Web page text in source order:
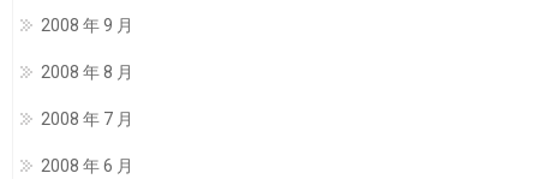
2008 年 9 月
2008 年 8 月
2008 年 7 月
2008 年 6 月